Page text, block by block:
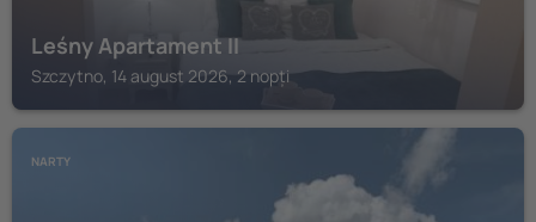
Leśny Apartament II
Szczytno, 14 august 2026, 2 nopți
NARTY